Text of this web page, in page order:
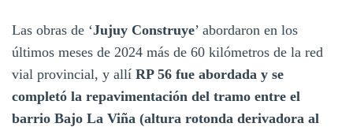
Las obras de ‘Jujuy Construye’ abordaron en los
últimos meses de 2024 más de 60 kilómetros de la red
vial provincial, y allí RP 56 fue abordada y se
completó la repavimentación del tramo entre el
barrio Bajo La Viña (altura rotonda derivadora al